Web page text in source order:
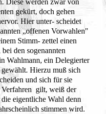
gekürt, doch gehen
Hier unter- scheidet
„offenen Vorwahlen"
Stimm- zettel einen
den sogenannten
Wahlmann, ein Delegierter
Hierzu muß sich
und sich für sie
Verfahren gilt, weiß der
eigentliche Wahl denn
stimmen wird.